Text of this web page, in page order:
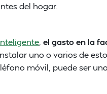
del hogar.
el gasto en la
uno o varios de
móvil, puede ser